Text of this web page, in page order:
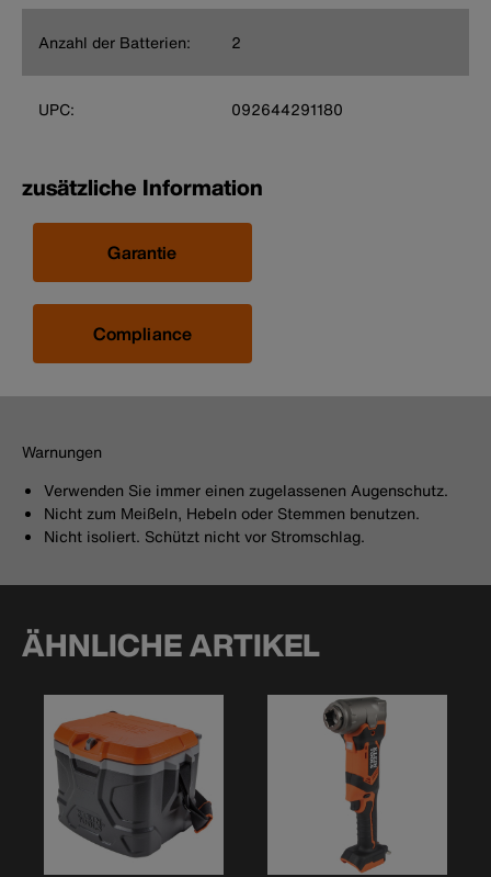
Anzahl der Batterien: 2
UPC: 092644291180
zusätzliche Information
Garantie
Compliance
Warnungen
Verwenden Sie immer einen zugelassenen Augenschutz.
Nicht zum Meißeln, Hebeln oder Stemmen benutzen.
Nicht isoliert. Schützt nicht vor Stromschlag.
ÄHNLICHE ARTIKEL